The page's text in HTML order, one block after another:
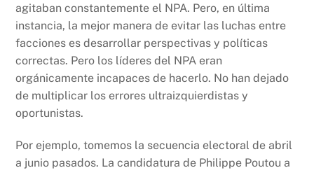
agitaban constantemente el NPA. Pero, en última
instancia, la mejor manera de evitar las luchas entre
facciones es desarrollar perspectivas y políticas
correctas. Pero los líderes del NPA eran
orgánicamente incapaces de hacerlo. No han dejado
de multiplicar los errores ultraizquierdistas y
oportunistas.
Por ejemplo, tomemos la secuencia electoral de abril
a junio pasados. La candidatura de Philippe Poutou a